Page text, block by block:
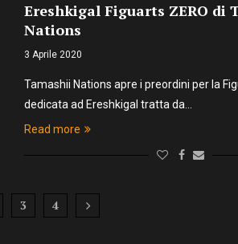
Ereshkigal Figuarts ZERO di
Nations
3 Aprile 2020
Tamashii Nations apre i preordini per la
dedicata ad Ereshkigal tratta da…
Read more
3 4